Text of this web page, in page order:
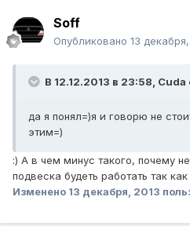
Soff
Опубликовано 13
В 12.12.2013 в 23:58, Cuda
да я понял=)я и говорю не
этим=)
:) А в чем минус такого, почему
подвеска будеть работать так
Изменено 13 декабря, 2013